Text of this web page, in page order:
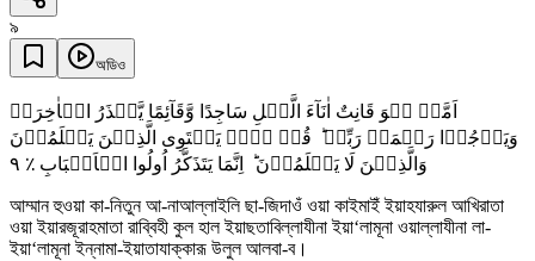
৯
অডিও
اَمَّنۡ ہُوَ قَانِتٌ اٰنَآءَ الَّیۡلِ سَاجِدًا وَّقَآئِمًا یَّحۡذَرُ الۡاٰخِرَۃَ
وَیَرۡجُوۡا رَحۡمَۃَ رَبِّہٖ ؕ قُلۡ ہَلۡ یَسۡتَوِی الَّذِیۡنَ یَعۡلَمُوۡنَ
وَالَّذِیۡنَ لَا یَعۡلَمُوۡنَ ؕ اِنَّمَا یَتَذَکَّرُ اُولُوا الۡاَلۡبَابِ ٪ ٩
আম্মান হুওয়া কা-নিতুন আ-নাআল্লাইলি ছা-জিদাওঁ ওয়া কাইমাইঁ ইয়াহযারুল আখিরাতা
ওয়া ইয়ারজূরাহমাতা রাব্বিহী কুল হাল ইয়াছতাবিল্লাযীনা ইয়া‘লামূনা ওয়াল্লাযীনা লা-
ইয়া‘লামূনা ইন্নামা-ইয়াতাযাক্কারূ উলুল আলবা-ব।